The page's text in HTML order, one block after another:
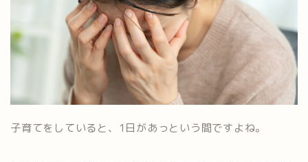
子育てをしていると、1日があっという間ですよね。